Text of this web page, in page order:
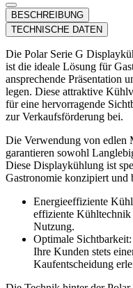
BESCHREIBUNG
TECHNISCHE DATEN
Die Polar Serie G
ist die ideale Lösung für
ansprechende Präsentation
legen. Diese attraktive
für eine hervorragende
zur Verkaufsförderung bei.
Die Verwendung von edlen
garantieren sowohl
Diese Displaykühlung ist
Gastronomie konzipiert und
Energieeffiziente
effiziente Kühltechnik
Nutzung.
Optimale
Ihre Kunden stets
Kaufentscheidung